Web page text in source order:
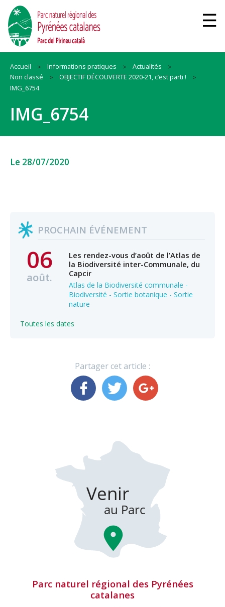
Accueil Informations pratiques
Actualités
Non classé
OBJECTIF DÉCOUVERTE 2020-21, c’est parti !
IMG_6754
IMG_6754
Le 28/07/2020
PROCHAIN ÉVÉNEMENT
06
août.
Les rendez-vous d’août de l’Atlas de
la Biodiversité inter-Communale, du
Capcir
Atlas de la Biodiversité communale -
Biodiversité - Sortie botanique - Sortie
nature
Toutes les dates
Partager cet article :
Parc naturel régional des Pyrénées
catalanes